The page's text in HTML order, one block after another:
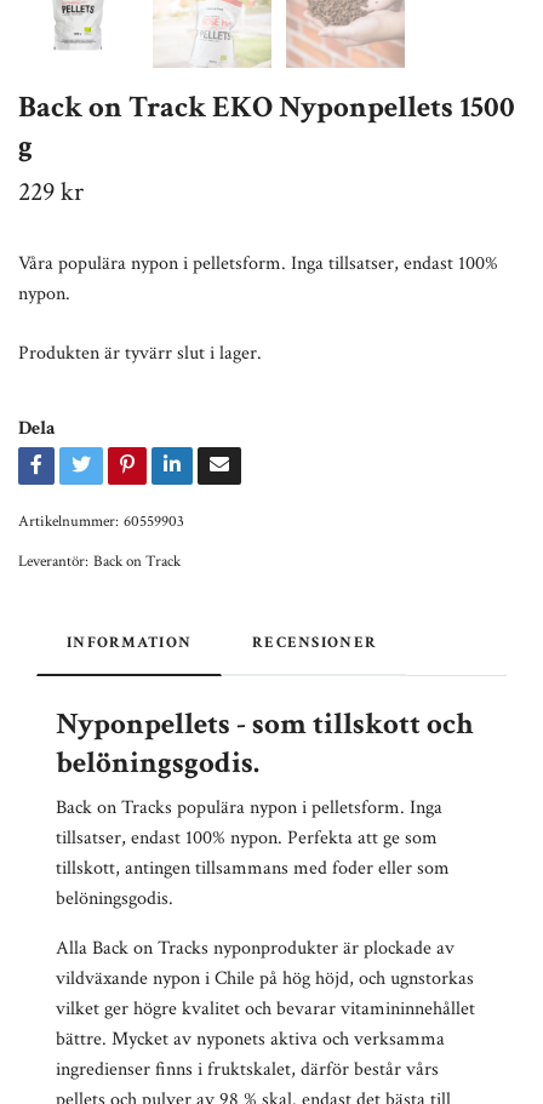
Back on Track EKO Nyponpellets 1500
g
229 kr
Våra populära nypon i pelletsform. Inga tillsatser, endast 100%
nypon.
Produkten är tyvärr slut i lager.
Dela
Artikelnummer: 60559903
Leverantör: Back on Track
INFORMATION RECENSIONER
Nyponpellets - som tillskott och
belöningsgodis.
Back on Tracks populära nypon i pelletsform. Inga
tillsatser, endast 100% nypon. Perfekta att ge som
tillskott, antingen tillsammans med foder eller som
belöningsgodis.
Alla Back on Tracks nyponprodukter är plockade av
vildväxande nypon i Chile på hög höjd, och ugnstorkas
vilket ger högre kvalitet och bevarar vitamininnehållet
bättre. Mycket av nyponets aktiva och verksamma
ingredienser finns i fruktskalet, därför består vårs